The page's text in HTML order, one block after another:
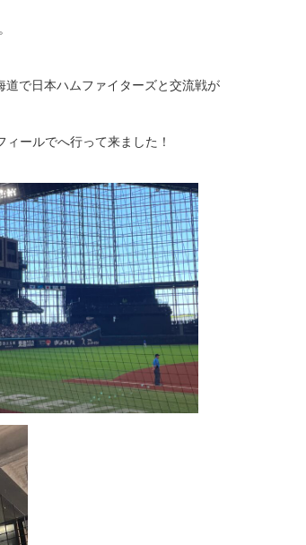
で日本ハムファイターズと交流戦が
ィールでへ行って来ました！